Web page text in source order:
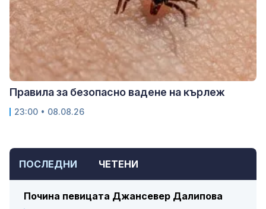
ПОСЛЕДНИ ЧЕТЕНИ
Почина певицата Джансевер Далипова
Правила за безопасно вадене на кърлеж
23:00 • 08.08.26